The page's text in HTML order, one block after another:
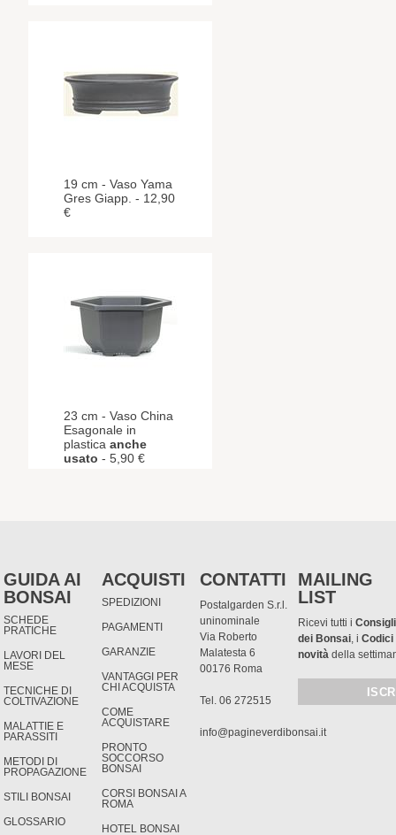
19 cm - Vaso Yama
Gres Giapp. - 12,90
€
23 cm - Vaso China
Esagonale in
plastica anche
usato - 5,90 €
GUIDA AI
BONSAI
SCHEDE
PRATICHE
LAVORI DEL
MESE
TECNICHE DI
COLTIVAZIONE
MALATTIE E
PARASSITI
METODI DI
PROPAGAZIONE
STILI BONSAI
GLOSSARIO
ACQUISTI
SPEDIZIONI
PAGAMENTI
GARANZIE
VANTAGGI PER
CHI ACQUISTA
COME
ACQUISTARE
PRONTO
SOCCORSO
BONSAI
CORSI BONSAI A
ROMA
HOTEL BONSAI
CONTATTI
Postalgarden S.r.l.
uninominale
Via Roberto
Malatesta 6
00176 Roma
Tel. 06 272515
info@pagineverdibonsai.it
MAILING
LIST
Ricevi tutti i
dei Bonsai, iCodici
novità della